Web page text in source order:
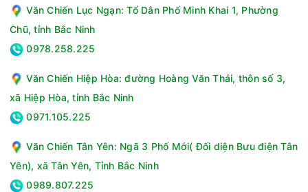
MÁY NÉN HOẠT ĐỘNG MẠNH MẼ BỀN BỈ
Máy nén chuyển động nhẹ nhàng làm giảm ma sát và hạn chế
rò rỉ gas trong suốt quá trình nén. Giúp cho điều hòa hoạt
động mạnh mẽ, êm hơn và đạt hiệu suất cao hơn.
Văn Chiến Lục Ngạn: Tổ Dân Phố Minh Khai 1, Phường
Chũ, tỉnh Bắc Ninh
0978.258.225
Văn Chiến Hiệp Hòa: đường Hoàng Văn Thái, thôn số 3,
xã Hiệp Hòa, tỉnh Bắc Ninh
0971.105.225
Văn Chiến Tân Yên: Ngã 3 Phố Mới( Đối diện Bưu điện Tân
Yên), xã Tân Yên, Tỉnh Bắc Ninh
0989.807.225